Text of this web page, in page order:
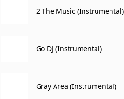
2 The Music (Instrumental)
Go DJ (Instrumental)
Gray Area (Instrumental)